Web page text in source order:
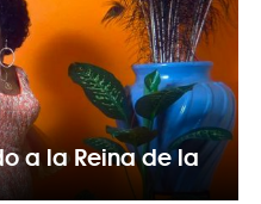
a la Reina de la